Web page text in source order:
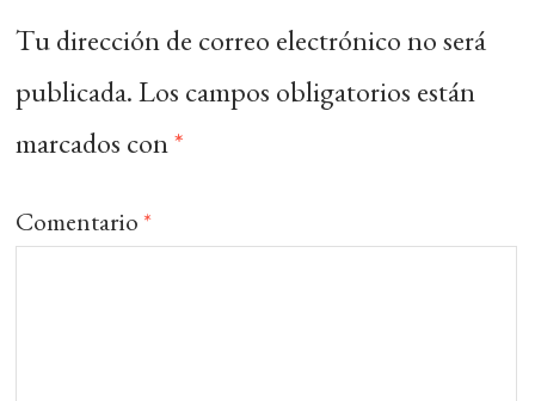
Tu dirección de correo electrónico no será
publicada. Los campos obligatorios están
marcados con*
Comentario *